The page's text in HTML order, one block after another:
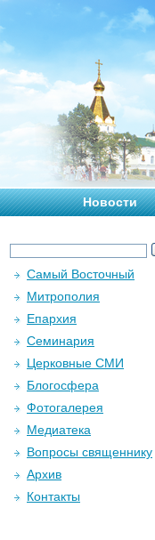
Новости
Самый Восточный
Митрополия
Епархия
Семинария
Церковные СМИ
Блогосфера
Фотогалерея
Медиатека
Вопросы священнику
Архив
Контакты